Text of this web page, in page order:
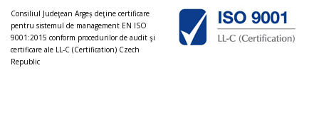
Consiliul Judeţean Argeș deţine certificare
pentru sistemul de management EN ISO
9001:2015 conform procedurilor de audit şi
certificare ale LL-C (Certification) Czech
Republic